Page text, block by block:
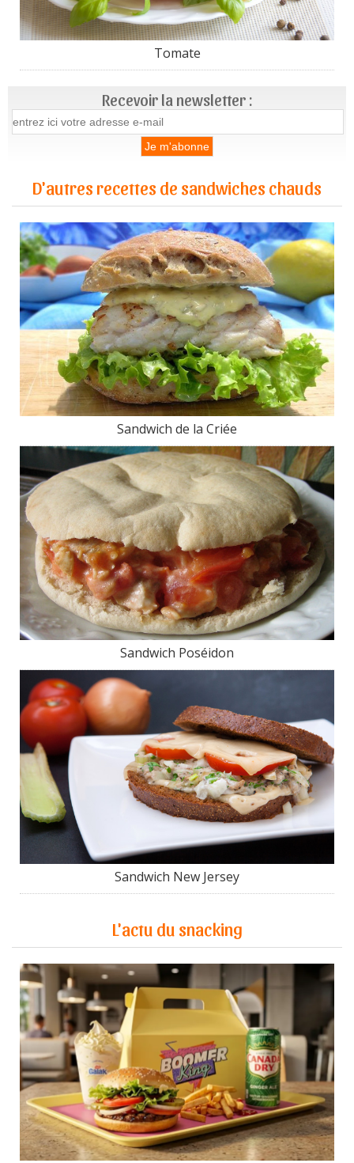
Tomate
Recevoir la newsletter :
D'autres recettes de sandwiches chauds
Sandwich de la Criée
Sandwich Poséidon
Sandwich New Jersey
L'actu du snacking